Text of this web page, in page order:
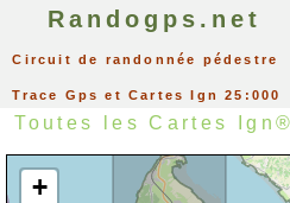
Randogps.net
Circuit de randonnée pédestre
Trace Gps et Cartes Ign 25:000
Toutes les Cartes
+